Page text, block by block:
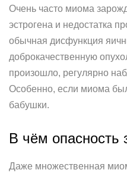
Очень часто миома
эстрогена и недостатка
обычная дисфункция
доброкачественную
произошло, регулярно
Особенно, если миома
бабушки.
В чём опасность
Даже множественная